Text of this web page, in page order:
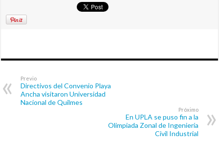
Previo
Directivos del Convenio Playa
Ancha visitaron Universidad
Nacional de Quilmes
Próximo
En UPLA se puso fin a la
Olimpiada Zonal de Ingeniería
Civil Industrial